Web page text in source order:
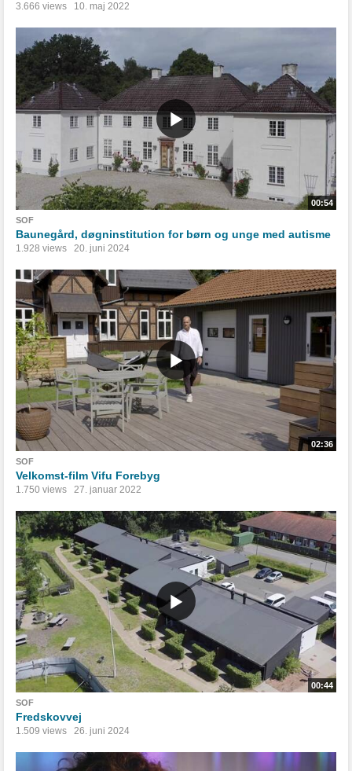
3.666 views 10. maj 2022
00:54
SOF
Baunegård, døgninstitution for børn og unge med autisme
1.928 views 20. juni 2024
02:36
SOF
Velkomst-film Vifu Forebyg
1.750 views 27. januar 2022
00:44
SOF
Fredskovvej
1.509 views 26. juni 2024